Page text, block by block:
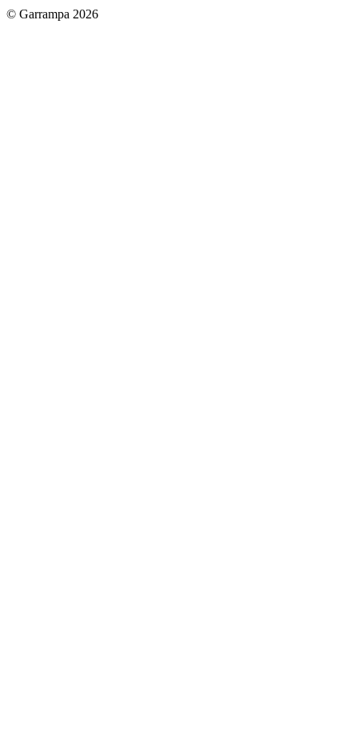
© Garrampa 2026